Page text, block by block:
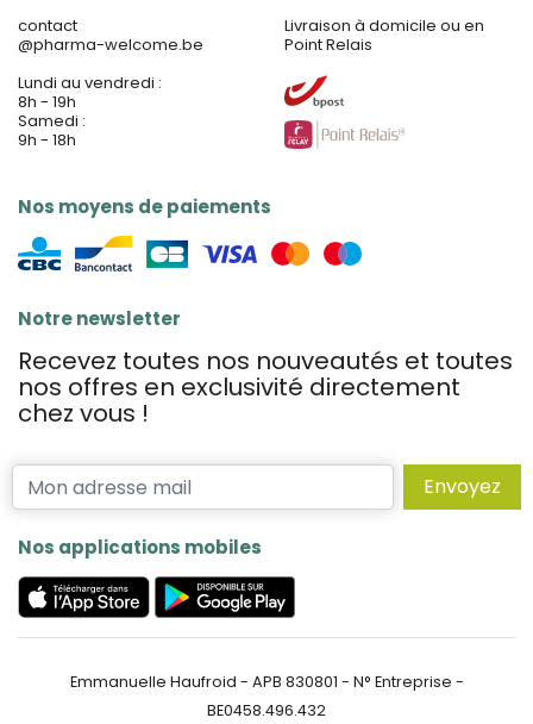
contact
@pharma-welcome.be
Lundi au vendredi :
8h - 19h
Samedi :
9h - 18h
Nos moyens de paiements
Livraison à domicile ou en
Point Relais
Notre newsletter
Recevez toutes nos nouveautés et toutes
nos offres en exclusivité directement
chez vous !
Envoyez
Nos applications mobiles
Emmanuelle Haufroid - APB 830801 - N° Entreprise -
BE0458.496.432